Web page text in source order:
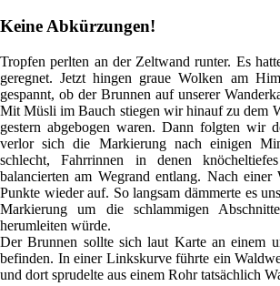
Keine Abkürzungen!
Tropfen perlten an der Zeltwand runter. Es
geregnet. Jetzt hingen graue Wolken am
gespannt, ob der Brunnen auf unserer
Mit Müsli im Bauch stiegen wir hinauf zu dem
gestern abgebogen waren. Dann folgten wir
verlor sich die Markierung nach einigen
schlecht, Fahrrinnen in denen
balancierten am Wegrand entlang. Nach einer
Punkte wieder auf. So langsam dämmerte es
Markierung um die schlammigen
herumleiten würde.
Der Brunnen sollte sich laut Karte an einem
befinden. In einer Linkskurve führte ein
und dort sprudelte aus einem Rohr tatsächlich